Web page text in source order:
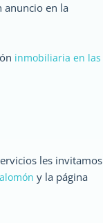
anuncio en la
inmobiliaria en las
les invitamos
y la página